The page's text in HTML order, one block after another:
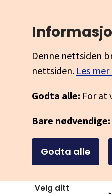
Denne nettsiden
nettsiden. Les
Godta alle: For at
Bare nødvendige:
Godta alle
Velg ditt